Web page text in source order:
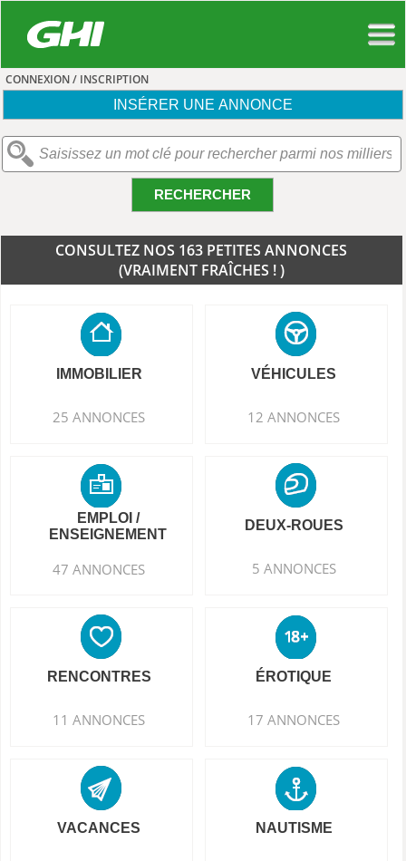
CONNEXION / INSCRIPTION
CONSULTEZ NOS 163 PETITES ANNONCES
(VRAIMENT FRAÎCHES ! )
IMMOBILIER
25 ANNONCES
VÉHICULES
12 ANNONCES
EMPLOI /
ENSEIGNEMENT
47 ANNONCES
DEUX-ROUES
5 ANNONCES
RENCONTRES
11 ANNONCES
ÉROTIQUE
17 ANNONCES
VACANCES NAUTISME
INSÉRER UNE ANNONCE
RECHERCHER